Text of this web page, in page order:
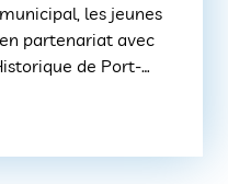
les jeunes
partenariat avec
de Port-
Moru. En